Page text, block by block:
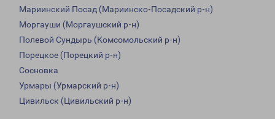
Мариинский Посад (Мариинско-Посадский р-н)
Моргауши (Моргаушский р-н)
Полевой Сундырь (Комсомольский р-н)
Порецкое (Порецкий р-н)
Сосновка
Урмары (Урмарский р-н)
Цивильск (Цивильский р-н)